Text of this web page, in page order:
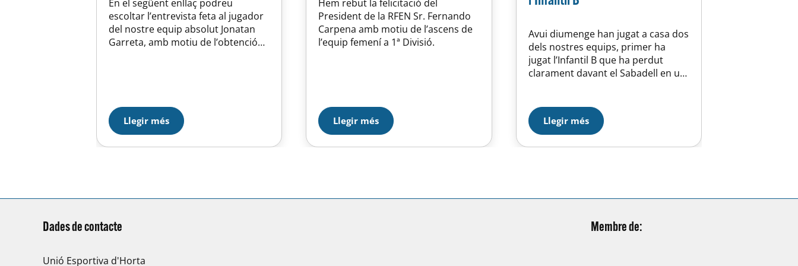
En el següent enllaç podreu
escoltar l’entrevista feta al jugador
del nostre equip absolut Jonatan
Garreta, amb motiu de l’obtenció
http://www.ivoox.com/dorsal7-11-
03-2013-audios-
mp3_rf_1859282_1.html
Llegir més
Hem rebut la felicitació del
President de la RFEN Sr. Fernando
Carpena amb motiu de l’ascens de
l’equip femení a 1ª Divisió.
Llegir més
Avui diumenge han jugat a casa dos
dels nostres equips, primer ha
jugat l’Infantil B que ha perdut
clarament davant el Sabadell en un
punch, cal que tots plegats ens
posem les piles, ja estem en una
categoria on no es poden fer
concessions perquè…
Llegir més
Dades de contacte
Unió Esportiva d'Horta
Membre de: